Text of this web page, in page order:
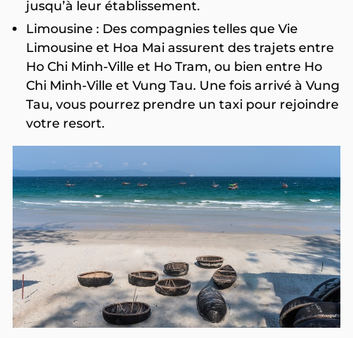
jusqu’à leur établissement.
Limousine : Des compagnies telles que Vie
Limousine et Hoa Mai assurent des trajets entre
Ho Chi Minh-Ville et Ho Tram, ou bien entre Ho
Chi Minh-Ville et Vung Tau. Une fois arrivé à Vung
Tau, vous pourrez prendre un taxi pour rejoindre
votre resort.